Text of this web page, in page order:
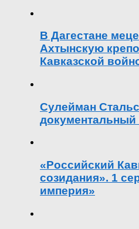
В Дагестане
Ахтынскую
Кавказской
Сулейман
«Российский
созидания». 1
империя»